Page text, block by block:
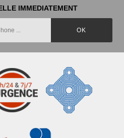
IMMEDIATEMENT